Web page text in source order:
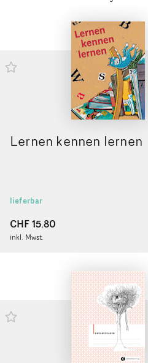
Lernen kennen lernen
lieferbar
CHF15.80
inkl. Mwst.